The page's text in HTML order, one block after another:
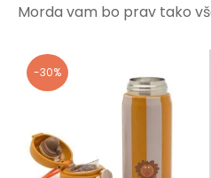
Morda vam bo prav tako
-30%